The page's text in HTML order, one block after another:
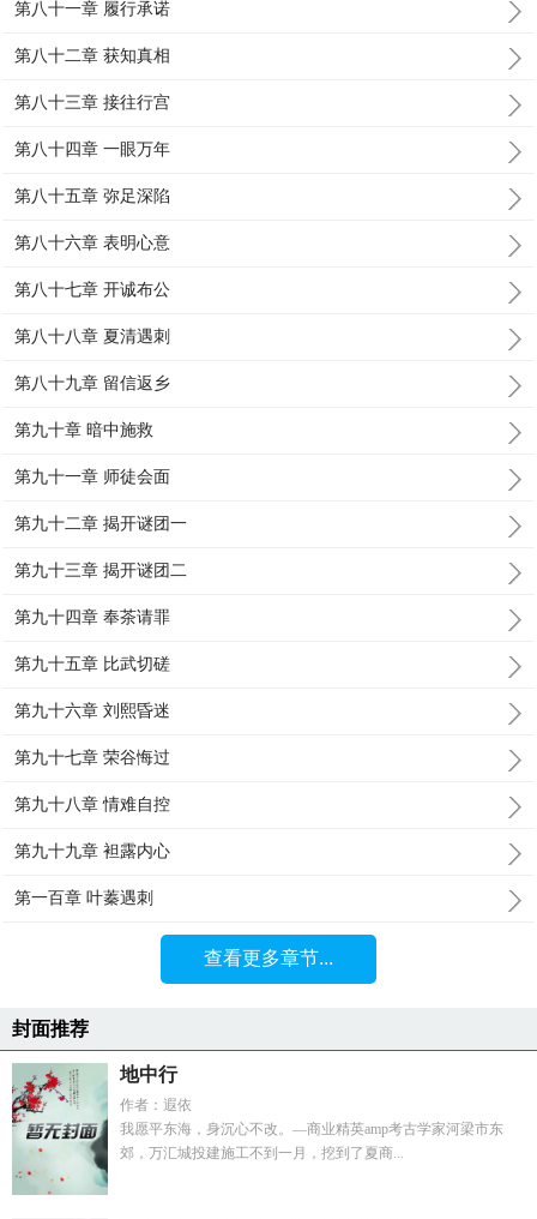
第八十一章 履行承诺
第八十二章 获知真相
第八十三章 接往行宫
第八十四章 一眼万年
第八十五章 弥足深陷
第八十六章 表明心意
第八十七章 开诚布公
第八十八章 夏清遇刺
第八十九章 留信返乡
第九十章 暗中施救
第九十一章 师徒会面
第九十二章 揭开谜团一
第九十三章 揭开谜团二
第九十四章 奉茶请罪
第九十五章 比武切磋
第九十六章 刘熙昏迷
第九十七章 荣谷悔过
第九十八章 情难自控
第九十九章 袒露内心
第一百章 叶蓁遇刺
查看更多章节...
封面推荐
地中行
作者：遐依
我愿平东海，身沉心不改。—商业精英amp考古学家河梁市东
郊，万汇城投建施工不到一月，挖到了夏商...